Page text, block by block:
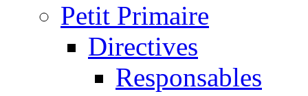
Petit Primaire
Directives
Responsables